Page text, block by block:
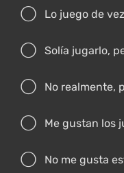
Lo juego de
Solía jugarlo,
No realmente,
Me gustan los
No me gusta